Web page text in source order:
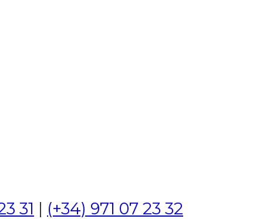
31 | (+34) 971 07 23 32